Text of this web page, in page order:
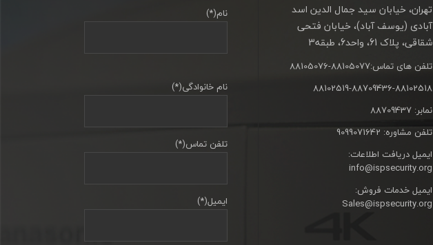
نام(*)
نام خانوادگی(*)
تلفن تماس(*)
ایمیل(*)
تهران، خیابان سید جمال الدین اسد
آبادی (یوسف آباد)، خیابان فتحی
شقاقی، پلاک 61، واحد6، طبقه3
تلفن های تماس:88105077-88105076
88102519-88709436-88102518
نمابر: 88709437
تلفن مشاوره: 9099071642
ایمیل دریافت اطلاعات:
info@ispsecurity.org
ایمیل خدمات فروش:
Sales@ispsecurity.org